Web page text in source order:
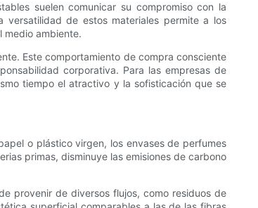
suelen comunicar su compromiso con la
de estos materiales permite a los
medio ambiente.
Este comportamiento de compra consciente
corporativa. Para las empresas de
tiempo el atractivo y la sofisticación que se
o plástico virgen, los envases de perfumes
primas, disminuye las emisiones de carbono
provenir de diversos flujos, como residuos de